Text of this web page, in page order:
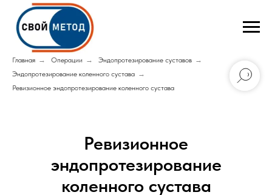
Главная → Операции → Эндопротезирование суставов →
Эндопротезирование коленного сустава →
Ревизионное эндопротезирование коленного сустава
Ревизионное
эндопротезирование
коленного сустава